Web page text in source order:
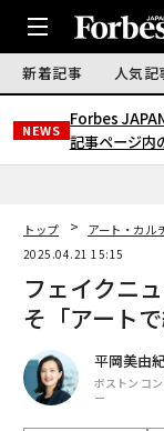
新着記事 人気記
NEWS
Forbes
記事ページ内
トップ アート・カル
2025.04.21 15:15
フェイクニ
そ「アート
平岡美由
ボストン コ
ー